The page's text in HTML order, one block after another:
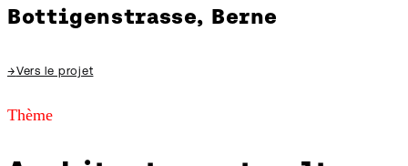
Bottigenstrasse, Berne
→Vers le projet
Thème